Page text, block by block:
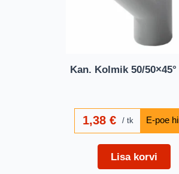
Kan. Kolmik 50/50×45°
1,38€ tk
Lisa korvi